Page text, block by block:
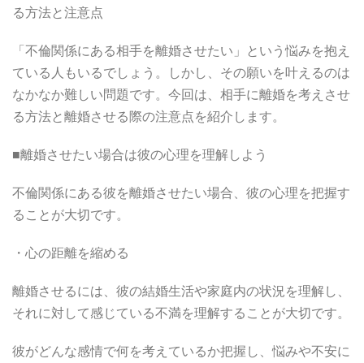
る方法と注意点
「不倫関係にある相手を離婚させたい」という悩みを抱え
ている人もいるでしょう。しかし、その願いを叶えるのは
なかなか難しい問題です。今回は、相手に離婚を考えさせ
る方法と離婚させる際の注意点を紹介します。
■離婚させたい場合は彼の心理を理解しよう
不倫関係にある彼を離婚させたい場合、彼の心理を把握す
ることが大切です。
・心の距離を縮める
離婚させるには、彼の結婚生活や家庭内の状況を理解し、
それに対して感じている不満を理解することが大切です。
彼がどんな感情で何を考えているか把握し、悩みや不安に